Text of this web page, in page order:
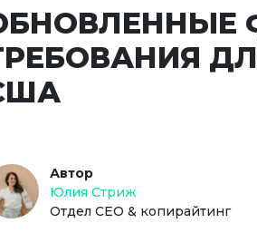
Автор
Юлия Стриж
Отдел СЕО & копирайтинг